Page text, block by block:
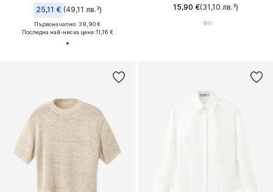
25,11 € (49,11 лв.³)
Първоначално: 39,90 €
Последна най-ниска цена:11,16 €
15,90 €(31,10 лв.³)